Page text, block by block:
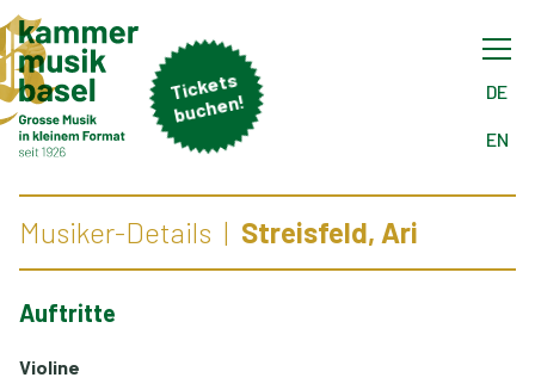
Tick
ets
buch
en! DE
EN
Musiker-Details Streisfeld, Ari
Auftritte
Violine